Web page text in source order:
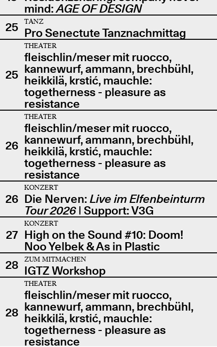
mind:AGE OF DESIGN
25
TANZ
Pro Senectute Tanznachmittag
25
THEATER
fleischlin/meser mit ruocco,
kannewurf, ammann, brechbühl,
heikkilä, krstić, mauchle:
togetherness - pleasure as
resistance
26
THEATER
fleischlin/meser mit ruocco,
kannewurf, ammann, brechbühl,
heikkilä, krstić, mauchle:
togetherness - pleasure as
resistance
26
KONZERT
Die Nerven: Live im Elfenbeinturm
Tour 2026| Support: V3G
27
KONZERT
High on the Sound #10: Doom!
Noo Yelbek & As in Plastic
28
ZUM MITMACHEN
IGTZ Workshop
28
THEATER
fleischlin/meser mit ruocco,
kannewurf, ammann, brechbühl,
heikkilä, krstić, mauchle:
togetherness - pleasure as
resistance